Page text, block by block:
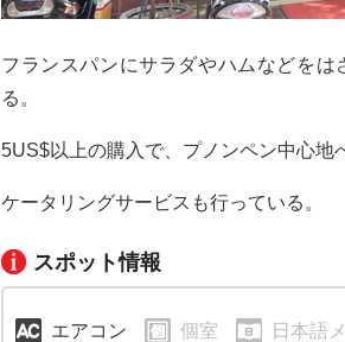
フランスパンにサラダやハムなどを
る。
5US$以上の購入で、プノンペン中心地
ケータリングサービスも行っている。
スポット情報
エアコン 個室 日本語